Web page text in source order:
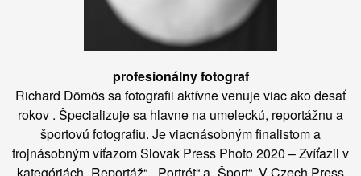
profesionálny fotograf
Richard Dömös sa fotografii aktívne venuje viac ako desať
rokov . Špecializuje sa hlavne na umeleckú, reportážnu a
športovú fotografiu. Je viacnásobným finalistom a
trojnásobným víťazom Slovak Press Photo 2020 – Zvíťazil v